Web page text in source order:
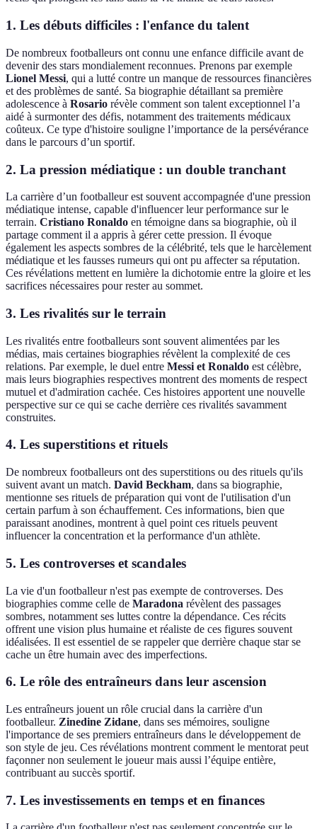
1. Les débuts difficiles : l'enfance du talent
De nombreux footballeurs ont connu une enfance difficile avant de
devenir des stars mondialement reconnues. Prenons par exemple
Lionel Messi, qui a lutté contre un manque de ressources financières
et des problèmes de santé. Sa biographie détaillant sa première
adolescence à Rosario révèle comment son talent exceptionnel l’a
aidé à surmonter des défis, notamment des traitements médicaux
coûteux. Ce type d'histoire souligne l’importance de la persévérance
dans le parcours d’un sportif.
2. La pression médiatique : un double tranchant
La carrière d’un footballeur est souvent accompagnée d'une pression
médiatique intense, capable d'influencer leur performance sur le
terrain. Cristiano Ronaldo en témoigne dans sa biographie, où il
partage comment il a appris à gérer cette pression. Il évoque
également les aspects sombres de la célébrité, tels que le harcèlement
médiatique et les fausses rumeurs qui ont pu affecter sa réputation.
Ces révélations mettent en lumière la dichotomie entre la gloire et les
sacrifices nécessaires pour rester au sommet.
3. Les rivalités sur le terrain
Les rivalités entre footballeurs sont souvent alimentées par les
médias, mais certaines biographies révèlent la complexité de ces
relations. Par exemple, le duel entre Messi et Ronaldo est célèbre,
mais leurs biographies respectives montrent des moments de respect
mutuel et d'admiration cachée. Ces histoires apportent une nouvelle
perspective sur ce qui se cache derrière ces rivalités savamment
construites.
4. Les superstitions et rituels
De nombreux footballeurs ont des superstitions ou des rituels qu'ils
suivent avant un match. David Beckham, dans sa biographie,
mentionne ses rituels de préparation qui vont de l'utilisation d'un
certain parfum à son échauffement. Ces informations, bien que
paraissant anodines, montrent à quel point ces rituels peuvent
influencer la concentration et la performance d'un athlète.
5. Les controverses et scandales
La vie d'un footballeur n'est pas exempte de controverses. Des
biographies comme celle de Maradona révèlent des passages
sombres, notamment ses luttes contre la dépendance. Ces récits
offrent une vision plus humaine et réaliste de ces figures souvent
idéalisées. Il est essentiel de se rappeler que derrière chaque star se
cache un être humain avec des imperfections.
6. Le rôle des entraîneurs dans leur ascension
Les entraîneurs jouent un rôle crucial dans la carrière d'un
footballeur. Zinedine Zidane, dans ses mémoires, souligne
l'importance de ses premiers entraîneurs dans le développement de
son style de jeu. Ces révélations montrent comment le mentorat peut
façonner non seulement le joueur mais aussi l’équipe entière,
contribuant au succès sportif.
7. Les investissements en temps et en finances